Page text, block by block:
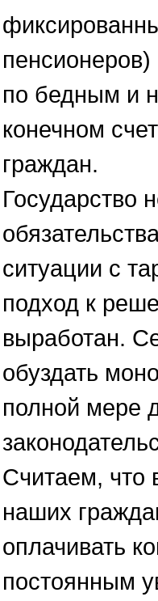
пенсионеров)
по бедным и
конечном
граждан.
Государство
ситуации с
подход к
выработан.
обуздать
полной мере
Считаем, что
наших
оплачивать
постоянным